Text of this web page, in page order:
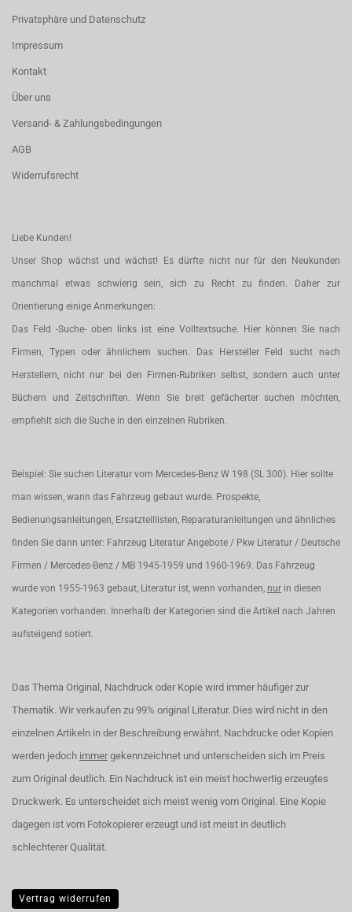
Privatsphäre und Datenschutz
Impressum
Kontakt
Über uns
Versand- & Zahlungsbedingungen
AGB
Widerrufsrecht
Liebe Kunden!
Unser Shop wächst und wächst! Es dürfte nicht nur für den Neukunden
manchmal etwas schwierig sein, sich zu Recht zu finden. Daher zur
Orientierung einige Anmerkungen:
Das Feld -Suche- oben links ist eine Volltextsuche. Hier können Sie nach
Firmen, Typen oder ähnlichem suchen. Das Hersteller Feld sucht nach
Herstellern, nicht nur bei den Firmen-Rubriken selbst, sondern auch unter
Büchern und Zeitschriften. Wenn Sie breit gefächerter suchen möchten,
empfiehlt sich die Suche in den einzelnen Rubriken.
Beispiel: Sie suchen Literatur vom Mercedes-Benz W 198 (SL 300). Hier sollte
man wissen, wann das Fahrzeug gebaut wurde. Prospekte,
Bedienungsanleitungen, Ersatzteillisten, Reparaturanleitungen und ähnliches
finden Sie dann unter: Fahrzeug Literatur Angebote / Pkw Literatur / Deutsche
Firmen / Mercedes-Benz / MB 1945-1959 und 1960-1969. Das Fahrzeug
wurde von 1955-1963 gebaut, Literatur ist, wenn vorhanden, nur in diesen
Kategorien vorhanden. Innerhalb der Kategorien sind die Artikel nach Jahren
aufsteigend sotiert.
Das Thema Original, Nachdruck oder Kopie wird immer häufiger zur
Thematik. Wir verkaufen zu 99% original Literatur. Dies wird nicht in den
einzelnen Artikeln in der Beschreibung erwähnt. Nachdrucke oder Kopien
werden jedoch immer gekennzeichnet und unterscheiden sich im Preis
zum Original deutlich. Ein Nachdruck ist ein meist hochwertig erzeugtes
Druckwerk. Es unterscheidet sich meist wenig vom Original. Eine Kopie
dagegen ist vom Fotokopierer erzeugt und ist meist in deutlich
schlechterer Qualität.
Vertrag widerrufen